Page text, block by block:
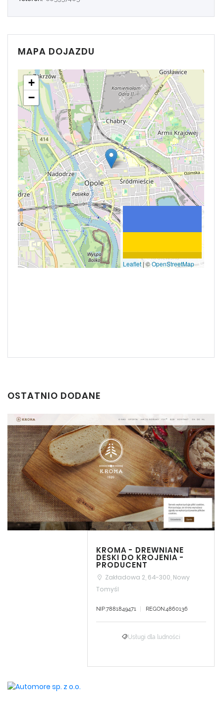
MAPA DOJAZDU
+
−
Leaflet|©OpenStreetMap
OSTATNIO DODANE
KROMA - DREWNIANE
DESKI DO KROJENIA -
PRODUCENT
Zakładowa 2, 64-300, Nowy
Tomyśl
NIP:7881849471 REGON:4860136
Usługi dla ludności